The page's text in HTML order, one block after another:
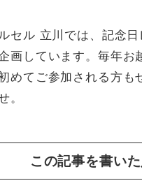
セル 立川では、記念
画しています。毎年お
めてご参加される方も
。
この記事を書いた